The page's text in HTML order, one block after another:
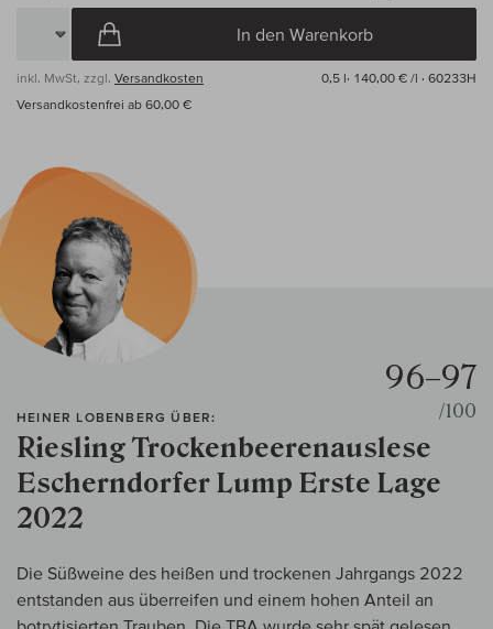
In den Warenkorb
inkl. MwSt, zzgl. Versandkosten 0,5 l· 140,00 € /l · 60233H
Versandkostenfrei ab 60,00 €
HEINER LOBENBERG ÜBER:
Riesling Trockenbeerenauslese
Escherndorfer Lump Erste Lage
2022
96–97
/100
Die Süßweine des heißen und trockenen Jahrgangs 2022
entstanden aus überreifen und einem hohen Anteil an